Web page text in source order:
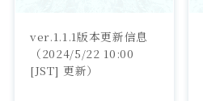
ver.1.1.1版本更新信息
（2024/5/22 10:00
[JST] 更新）